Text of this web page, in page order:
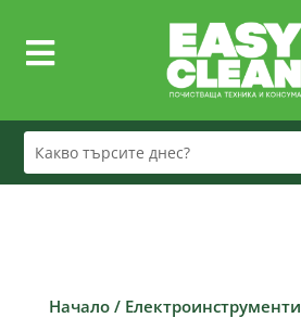

Начало/ Електроинструменти